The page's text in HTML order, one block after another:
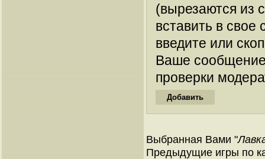
(вырезаются из
вставить в
введите или
Ваше
проверки
Выбранная Вами "
Предыдущие игры по